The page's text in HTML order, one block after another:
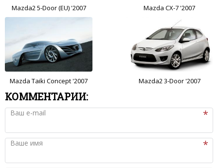
Mazda2 5-Door (EU) '2007 Mazda CX-7 '2007
Mazda Taiki Concept '2007 Mazda2 3-Door '2007
КОММЕНТАРИИ:
Ваш e-mail
Ваше имя